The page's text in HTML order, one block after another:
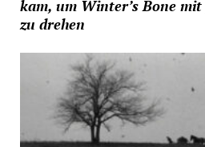
kam, um Winter’s Bone
zu drehen